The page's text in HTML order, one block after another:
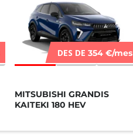
DES DE 354 €/mes
MITSUBISHI GRANDIS
KAITEKI 180 HEV